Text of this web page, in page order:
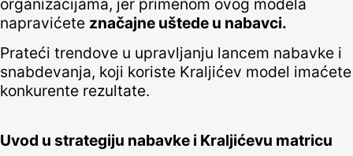
napravićete značajne uštede u nabavci.
Prateći trendove u upravljanju lancem nabavke i
snabdevanja, koji koriste Kraljićev model imaćete
konkurente rezultate.
Uvod u strategiju nabavke i Kraljićevu matricu